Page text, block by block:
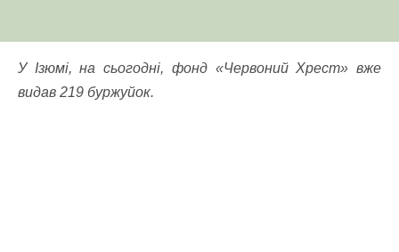
У Ізюмі, на сьогодні, фонд «Червоний Хрест» вже
видав 219 буржуйок.